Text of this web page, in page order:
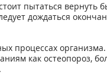
пытаться вернуть
дождаться
процессах
как остеопороз,